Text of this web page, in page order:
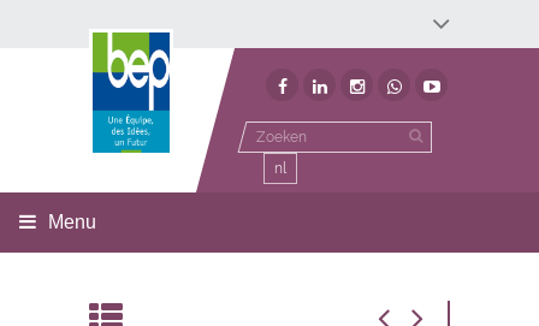
Développement économique
Développement territorial
nl
Menu